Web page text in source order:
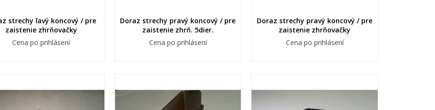
strechy ľavý koncový / pre
zaistenie zhrňovačky
Cena po prihlásení
Doraz strechy pravý koncový / pre
zaistenie zhrň. 5dier.
Cena po prihlásení
Doraz strechy pravý koncový / pre
zaistenie zhrňovačky
Cena po prihlásení